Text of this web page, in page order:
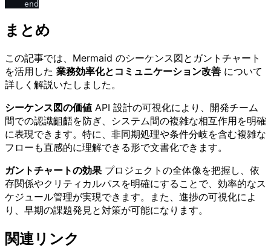
まとめ
この記事では、Mermaid のシーケンス図とガントチャート
を活用した 業務効率化とコミュニケーション改善 について
詳しく解説いたしました。
シーケンス図の価値 API 設計の可視化により、開発チーム
間での認識齟齬を防ぎ、システム間の複雑な相互作用を明確
に表現できます。特に、非同期処理や条件分岐を含む複雑な
フローも直感的に理解できる形で文書化できます。
ガントチャートの効果 プロジェクトの全体像を把握し、依
存関係やクリティカルパスを明確にすることで、効率的なス
ケジュール管理が実現できます。また、進捗の可視化によ
り、早期の課題発見と対策が可能になります。
関連リンク